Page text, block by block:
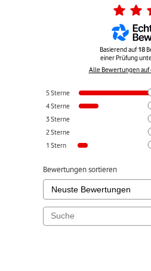
Basierend auf18
einer Prüfung
Alle Bewertungen auf
5Sterne
4Sterne
3Sterne
2Sterne
1 Stern
Bewertungen sortieren